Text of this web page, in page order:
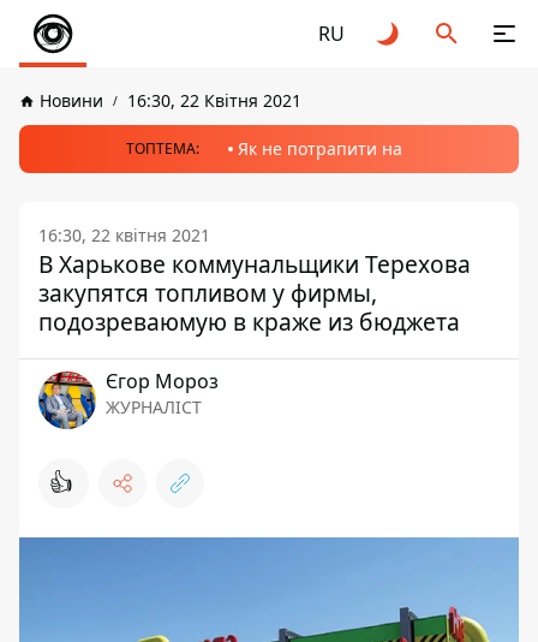
RU
Новини 16:30, 22 Квітня 2021
ТОПТЕМА: Як не потрапити на
16:30, 22 квітня 2021
В Харькове коммунальщики Терехова
закупятся топливом у фирмы,
подозреваюмую в краже из бюджета
Єгор Мороз
ЖУРНАЛІСТ
👍